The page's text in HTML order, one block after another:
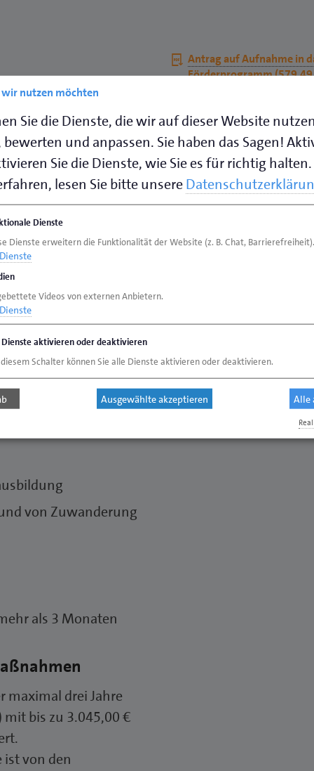
Stelle auf
Stammblatt zu
Bewerbungsfristen.
erforderlichen
Kopie vom
der
Vorschlag
wieder einreichen.
Download
pdf
Antrag auf Aufnahme in
Förderprogramm (579,49
Download
pdf
Antrag auf Förderung
Weiterbildung (202,12
Stand: März 2026
Download
Antrag auf Gewährung
ab 2025
das 25.
der
bis zu 3 Jahre
sind:
von Zuwanderung
als 3 Monaten
maximal drei Jahre
bis zu 3.045,00 €
ist von den
nutzen möchten
Sie die Dienste, die wir auf dieser Website
und anpassen. Sie haben das Sagen!
Sie die Dienste, wie Sie es für richtig halten.
lesen Sie bitte unsere
Dienste
Dienste erweitern die Funktionalität der Website (z. B. Chat, Barrierefreiheit).
Dienste
Videos von externen Anbietern.
Dienste
Dienste aktivieren oder deaktivieren
Schalter können Sie alle Dienste aktivieren oder deaktivieren.
Ausgewählte akzeptieren Alle